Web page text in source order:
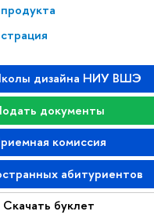
дизайна НИУ ВШЭ
документы
комиссия
абитуриентов
Скачать буклет